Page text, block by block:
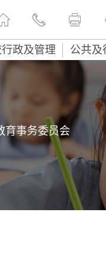
政及管理 公共及
育事务委员会